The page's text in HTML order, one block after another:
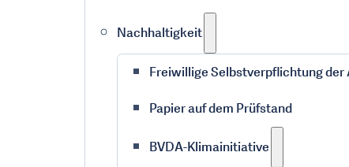
Nachhaltigkeit
Freiwillige Selbstverpflichtung
Papier auf dem Prüfstand
BVDA-Klimainitiative